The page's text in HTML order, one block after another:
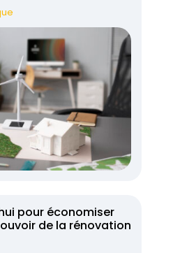
pour économiser
de la rénovation